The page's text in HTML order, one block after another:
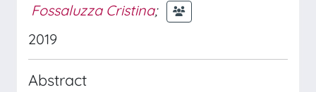
Fossaluzza Cristina;
2019
Abstract